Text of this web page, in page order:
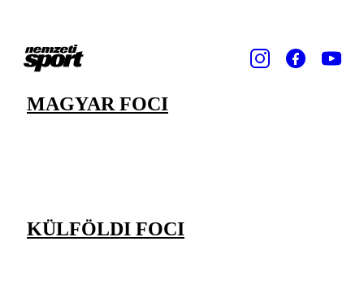
MAGYAR FOCI
KÜLFÖLDI FOCI